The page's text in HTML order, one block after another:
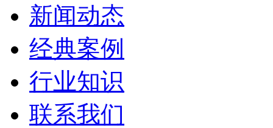
新闻动态
经典案例
行业知识
联系我们